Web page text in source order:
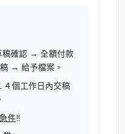
確認 → 全額付款
→ 給予檔案。
４個工作日內交稿
件‼️